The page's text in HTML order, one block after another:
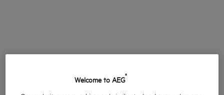
Welcome to AEG®